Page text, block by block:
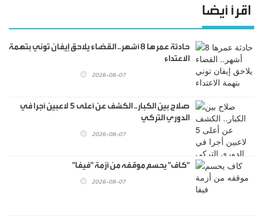
اقرأ أيضا
حادثة عمرها 8 أشهر.. القضاء يلاحق إيفان توني بتهمة
الاعتداء
2026-08-07
صلاح بين الكبار.. الكشف عن أعلى 5 لاعبين أجرا في
الدوري التركي
2026-08-07
"كاف" يحسم موقفه من أزمة "فيفا"
2026-08-07